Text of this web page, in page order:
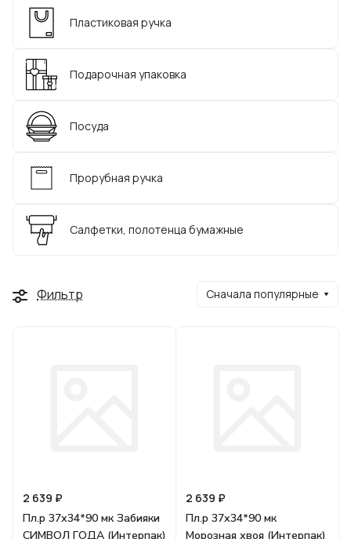
Пластиковая ручка
Подарочная упаковка
Посуда
Прорубная ручка
Салфетки, полотенца бумажные
Фильтр Сначала популярные
2 639 ₽
Пл.р 37х34*90 мк Забияки
СИМВОЛ ГОДА (Интерпак)
2 639 ₽
Пл.р 37х34*90 мк
Морозная хвоя (Интерпак)